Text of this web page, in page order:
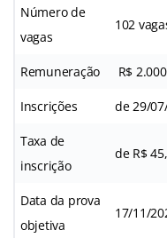
Número de
vagas
102
Remuneração R$
Inscrições de 29/
Taxa de
inscrição
de R$
Data da prova
objetiva
17/11/